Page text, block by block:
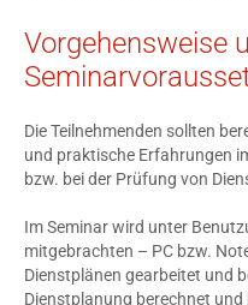
Vorgehensweise
Die Teilnehmenden sollten
und praktische Erfahrungen
bzw. bei der Prüfung von
Im Seminar wird unter
mitgebrachten – PC bzw.
Dienstplänen gearbeitet und
Dienstplanung berechnet und